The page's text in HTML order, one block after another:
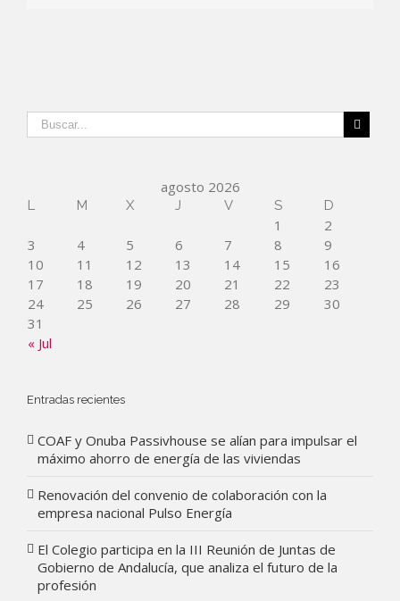
agosto 2026
L M X J V S D
« Jul
1
2
3
4 5 6 7 8
9
10
11 12 13 14 15
16
17
18 19 20 21 22
23
24
25 26 27 28 29
30
31
Entradas recientes
COAF y Onuba Passivhouse se alían para impulsar el
máximo ahorro de energía de las viviendas
Renovación del convenio de colaboración con la
empresa nacional Pulso Energía
El Colegio participa en la III Reunión de Juntas de
Gobierno de Andalucía, que analiza el futuro de la
profesión